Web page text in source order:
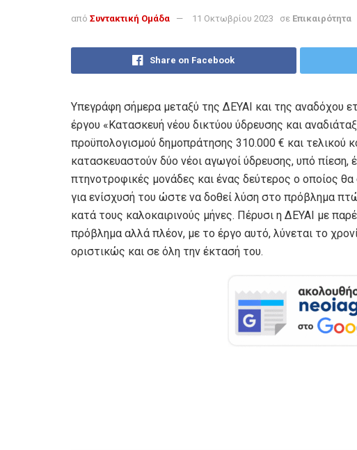
από Συντακτική Ομάδα 11 Οκτωβρίου 2023 σε Επικαιρότητα
Share on Facebook
Υπεγράφη σήμερα μεταξύ της ΔΕΥΑΙ και της αναδόχου
έργου «Κατασκευή νέου δικτύου ύδρευσης και
προϋπολογισμού δημοπράτησης 310.000 € και τελικού
κατασκευαστούν δύο νέοι αγωγοί ύδρευσης, υπό
πτηνοτροφικές μονάδες και ένας δεύτερος ο οποίος
για ενίσχυσή του ώστε να δοθεί λύση στο πρόβλημα
κατά τους καλοκαιρινούς μήνες. Πέρυσι η ΔΕΥΑΙ με
πρόβλημα αλλά πλέον, με το έργο αυτό, λύνεται το
οριστικώς και σε όλη την έκτασή του.